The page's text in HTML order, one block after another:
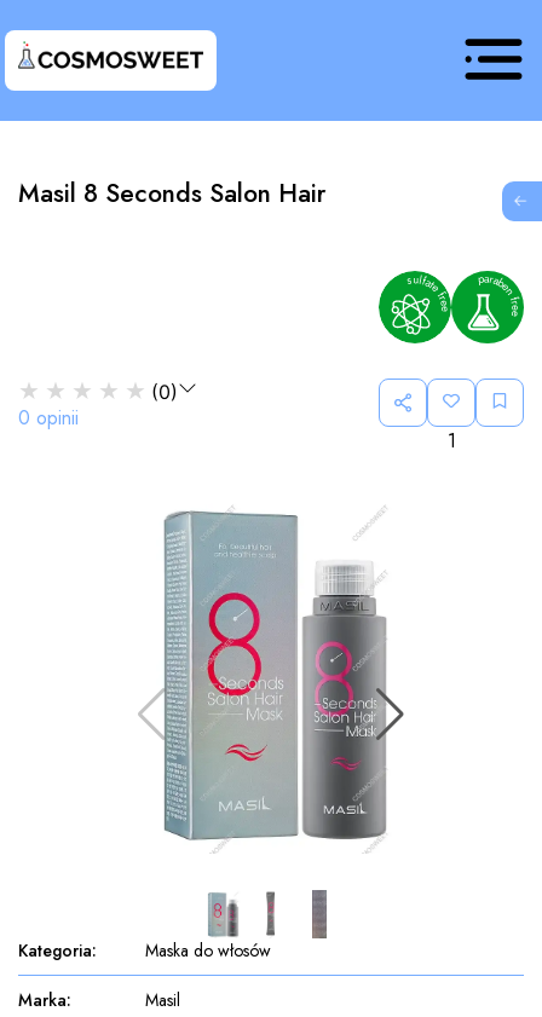
Masil 8 Seconds Salon Hair
★ ★ ★ ★ ★ (0)
0 opinii
1
Kategoria: Maska do włosów
Marka: Masil